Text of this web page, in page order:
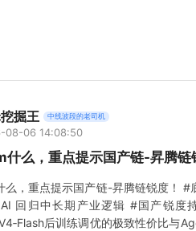
掘王 中线波段的老司机
08-06 14:08:50
什么，重点提示国产链-昇腾链
么，重点提示国产链-昇腾链锐度！
回归中长期产业逻辑 #国产锐度
后训练调优的极致性价比与